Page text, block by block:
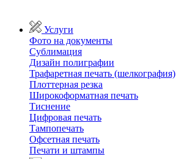
Услуги
Фото на документы
Сублимация
Дизайн полиграфии
Трафаретная печать (шелкография)
Плоттерная резка
Широкоформатная печать
Тиснение
Цифровая печать
Тампопечать
Офсетная печать
Печати и штампы